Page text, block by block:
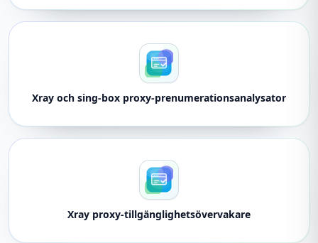
Xray och sing-box proxy-prenumerationsanalysator
Xray proxy-tillgänglighetsövervakare